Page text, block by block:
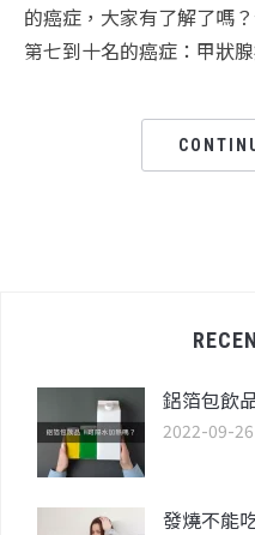
的癌症，大家有了解了嗎
第七到十名的癌症：甲狀
鋁箔包飲
2022-09-26
發燒不能